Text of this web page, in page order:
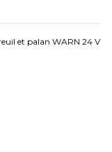
et palan WARN 24 V